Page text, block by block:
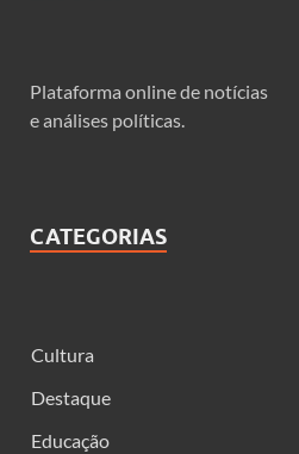
Plataforma online de notícias
e análises políticas.
CATEGORIAS
Cultura
Destaque
Educação